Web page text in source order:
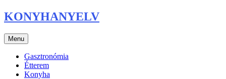
Skip
to
content
KONYHANYELV
Menu
Gasztronómia
Étterem
Konyha